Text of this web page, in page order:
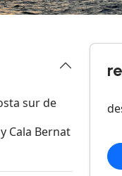
sur de
Cala Bernat